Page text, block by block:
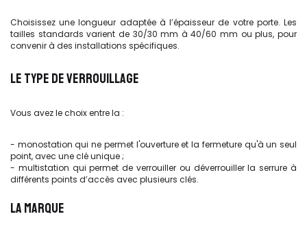
Choisissez une longueur adaptée à l’épaisseur de votre porte. Les
tailles standards varient de 30/30 mm à 40/60 mm ou plus, pour
convenir à des installations spécifiques.
LE TYPE DE VERROUILLAGE
Vous avez le choix entre la :
- monostation qui ne permet l'ouverture et la fermeture qu'à un seul
point, avec une clé unique ;
- multistation qui permet de verrouiller ou déverrouiller la serrure à
différents points d’accès avec plusieurs clés.
LA MARQUE